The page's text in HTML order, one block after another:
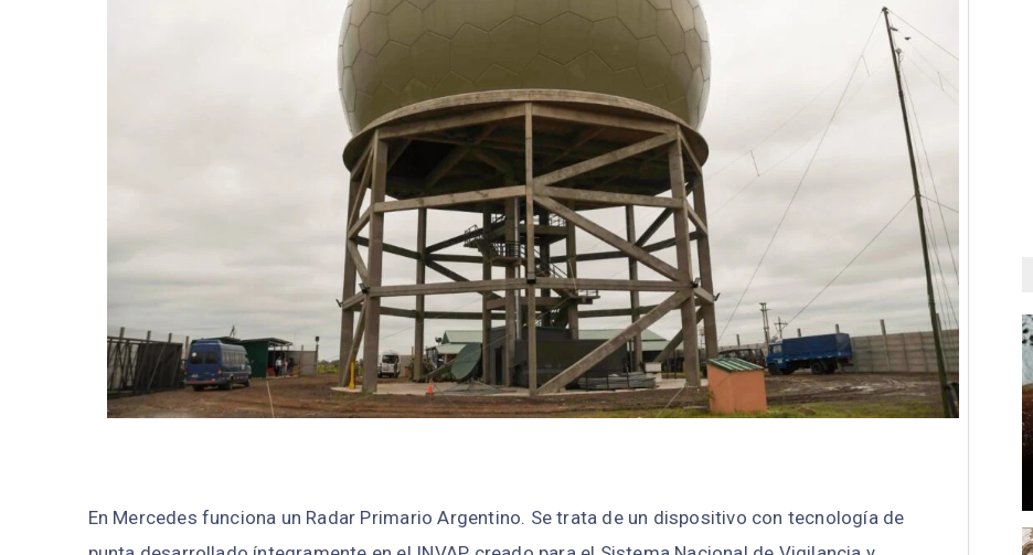
En Mercedes funciona un Radar Primario Argentino. Se trata de un dispositivo con tecnología de